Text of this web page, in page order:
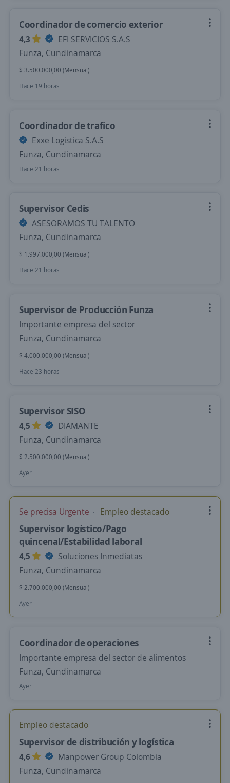
Coordinador de comercio exterior
4,3
EFI SERVICIOS S.A.S
Funza, Cundinamarca
$ 3.500.000,00 (Mensual)
Hace 19 horas
Coordinador de trafico
Exxe Logistica S.A.S
Funza, Cundinamarca
Hace 21 horas
Supervisor Cedis
ASESORAMOS TU TALENTO
Funza, Cundinamarca
$ 1.997.000,00 (Mensual)
Hace 21 horas
Supervisor de Producción Funza
Importante empresa del sector
Funza, Cundinamarca
$ 4.000.000,00 (Mensual)
Hace 23 horas
Supervisor SISO
4,5
DIAMANTE
Funza, Cundinamarca
$ 2.500.000,00 (Mensual)
Ayer
Se precisa Urgente Empleo destacado
Supervisor logístico/Pago
quincenal/Estabilidad laboral
4,5
Soluciones Inmediatas
Funza, Cundinamarca
$ 2.700.000,00 (Mensual)
Ayer
Coordinador de operaciones
Importante empresa del sector de alimentos
Funza, Cundinamarca
Ayer
Empleo destacado
Supervisor de distribución y logística
4,6
Manpower Group Colombia
Funza, Cundinamarca